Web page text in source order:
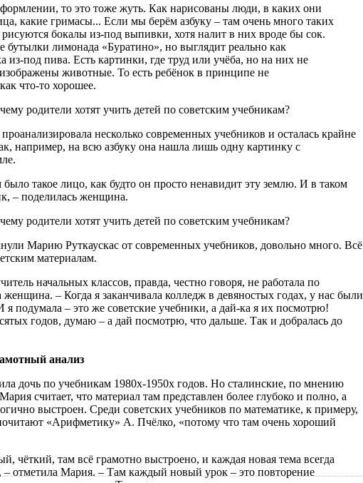
то это тоже жуть. Как нарисованы люди, в каких они
какие гримасы... Если мы берём азбуку – там очень много таких
бокалы из-под выпивки, хотя налит в них вроде бы сок.
бутылки лимонада «Буратино», но выглядит реально как
из-под пива. Есть картинки, где труд или учёба, но на них не
животные. То есть ребёнок в принципе не
что-то хорошее.
несколько современных учебников и осталась крайне
например, на всю азбуку она нашла лишь одну картинку с
такое лицо, как будто он просто ненавидит эту землю. И в таком
– поделилась женщина.
Марию Руткаускас от современных учебников, довольно много. Всё
материалам.
начальных классов, правда, честно говоря, не работала по
женщина. – Когда я заканчивала колледж в девяностых годах, у нас были
подумала – это же советские учебники, а дай-ка я их посмотрю!
годов, думаю – а дай посмотрю, что дальше. Так и добралась до
анализ
дочь по учебникам 1980х-1950х годов. Но сталинские, по мнению
считает, что материал там представлен более глубоко и полно, а
выстроен. Среди советских учебников по математике, к примеру,
«Арифметику» А. Пчёлко, «потому что там очень хороший
чёткий, там всё грамотно выстроено, и каждая новая тема всегда
– отметила Мария. – Там каждый новый урок – это повторение